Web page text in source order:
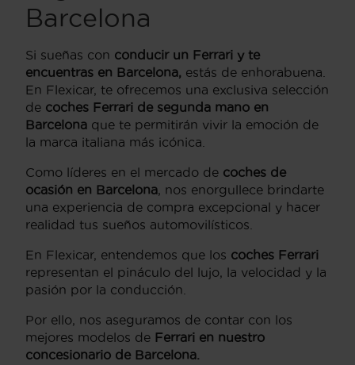
Barcelona
Si sueñas con conducir un Ferrari y te
encuentras en Barcelona, estás de enhorabuena.
En Flexicar, te ofrecemos una exclusiva selección
de coches Ferrari de segunda mano en
Barcelona que te permitirán vivir la emoción de
la marca italiana más icónica.
Como líderes en el mercado de coches de
ocasión en Barcelona, nos enorgullece brindarte
una experiencia de compra excepcional y hacer
realidad tus sueños automovilísticos.
En Flexicar, entendemos que los coches Ferrari
representan el pináculo del lujo, la velocidad y la
pasión por la conducción.
Por ello, nos aseguramos de contar con los
mejores modelos de Ferrari en nuestro
concesionario de Barcelona.